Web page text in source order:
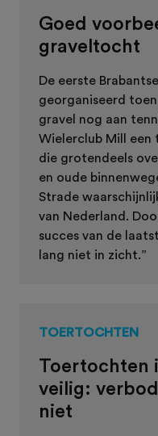
Goed
graveltocht
De eerste
georganiseerd
gravel nog aan
Wielerclub Mill
die grotendeels
en oude
Strade
van Nederland.
succes van de
lang niet in zicht.”
TOERTOCHTEN
Toertochten
veilig:
niet